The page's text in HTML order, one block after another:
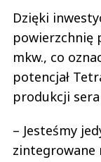
Dzięki
powierzchnię
mkw., co
potencjał
produkcji sera
– Jesteśmy
zintegrowane